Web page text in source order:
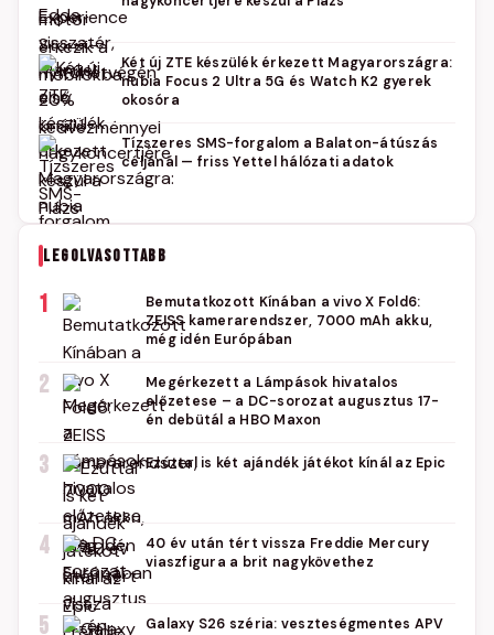
Két új ZTE készülék érkezett Magyarországra:
nubia Focus 2 Ultra 5G és Watch K2 gyerek
okosóra
Tízszeres SMS-forgalom a Balaton-átúszás
céljánál — friss Yettel hálózati adatok
LEGOLVASOTTABB
1
Bemutatkozott Kínában a vivo X Fold6:
ZEISS kamerarendszer, 7000 mAh akku,
még idén Európában
2
Megérkezett a Lámpások hivatalos
előzetese – a DC-sorozat augusztus 17-
én debütál a HBO Maxon
3 Ezúttal is két ajándék játékot kínál az Epic
4
40 év után tért vissza Freddie Mercury
viaszfigura a brit nagykövethez
5
Galaxy S26 széria: veszteségmentes APV